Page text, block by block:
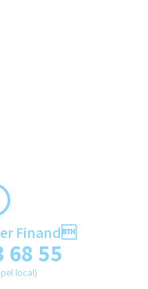
Finand
68 55
local)